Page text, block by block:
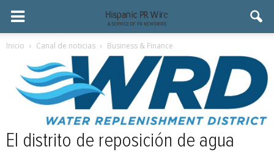
Inicio Canal de noticias Business & Finance
El distrito de reposición de agua